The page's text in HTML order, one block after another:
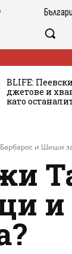
BLIFE:
джетове и
като
и Шиши
и